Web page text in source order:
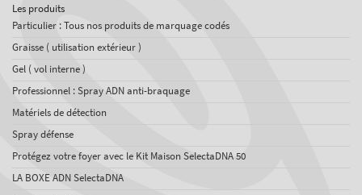
Les produits
Particulier : Tous nos produits de marquage codés
Graisse ( utilisation extérieur )
Gel ( vol interne )
Professionnel : Spray ADN anti-braquage
Matériels de détection
Spray défense
Protégez votre foyer avec le Kit Maison SelectaDNA 50
LA BOXE ADN SelectaDNA